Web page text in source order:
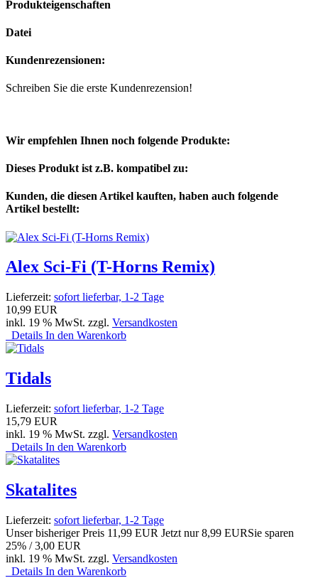
Produkteigenschaften
Datei
Kundenrezensionen:
Schreiben Sie die erste Kundenrezension!
Wir empfehlen Ihnen noch folgende Produkte:
Dieses Produkt ist z.B. kompatibel zu:
Kunden, die diesen Artikel kauften, haben auch folgende
Artikel bestellt:
Alex Sci-Fi (T-Horns Remix)
Lieferzeit: sofort lieferbar, 1-2 Tage
10,99 EUR
inkl. 19 % MwSt. zzgl. Versandkosten
Details In den Warenkorb
Tidals
Lieferzeit: sofort lieferbar, 1-2 Tage
15,79 EUR
inkl. 19 % MwSt. zzgl. Versandkosten
Details In den Warenkorb
Skatalites
Lieferzeit: sofort lieferbar, 1-2 Tage
Unser bisheriger Preis 11,99 EUR Jetzt nur8,99 EURSie sparen
25% / 3,00 EUR
inkl. 19 % MwSt. zzgl. Versandkosten
Details In den Warenkorb